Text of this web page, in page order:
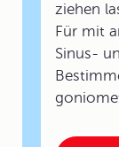
ziehen
Für mit
Sinus-